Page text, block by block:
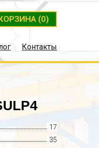
(0)
Контакты
17
35